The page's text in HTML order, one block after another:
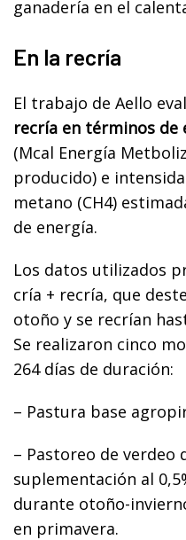
ganadería en el
En la recría
El trabajo de Aello
recría en términos de
(Mcal Energía
producido) e
metano (CH4)
de energía.
Los datos utilizados
cría + recría, que
otoño y se recrían
Se realizaron cinco
264 días de duración:
– Pastura base
– Pastoreo de verdeo
suplementación al
durante otoño-
en primavera.